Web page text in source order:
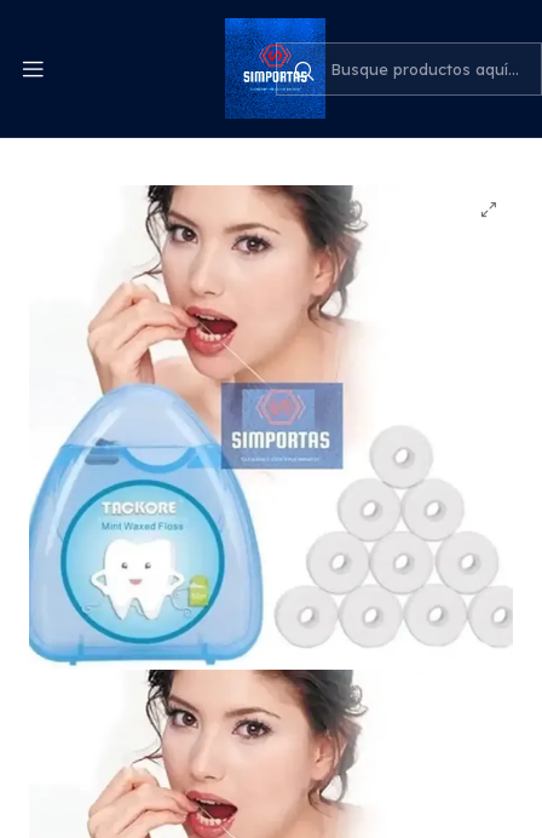
Despachos express a todo el país
Inicio Odontología
Pack Hilo - Seda Dental 1 Caja + 11 Rollos Oferta
Santiago